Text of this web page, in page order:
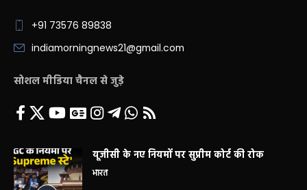
+91 73576 89838
indiamorningnews21@gmail.com
सोशल मीडिया चैनल से जुड़े
यूजीसी के नए नियमों पर सुप्रीम कोर्ट की रोक
भारत